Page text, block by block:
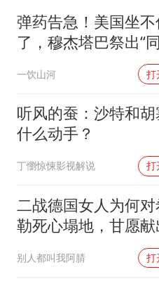
56岁
大疆错
弹药告急！美国坐不
了，穆杰塔巴祭出“
尽”绝招，暴露致命
一饮山河 打
听风的蚕：沙特和胡
什么动手？
丁懰惊悚影视解说 打
二战德国女人为何
勒死心塌地，甘愿献
别人都叫我阿腈 打